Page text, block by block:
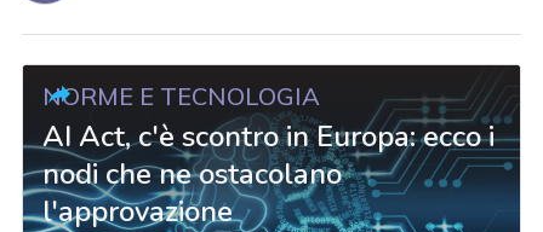
NORME E TECNOLOGIA
AI Act, c'è scontro in Europa: ecco i
nodi che ne ostacolano
l'approvazione